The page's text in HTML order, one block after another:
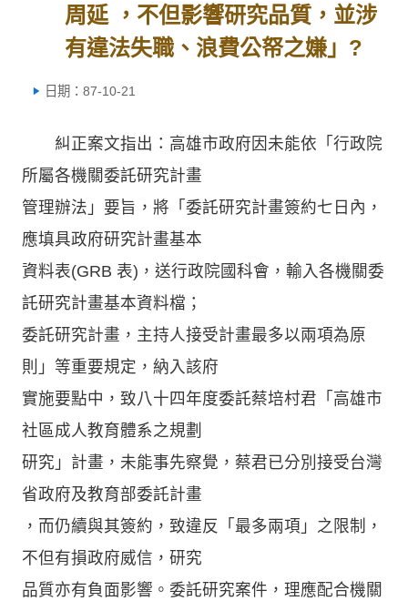
周延 ，不但影響研究品質，並涉
有違法失職、浪費公帑之嫌」?
日期：87-10-21
糾正案文指出：高雄市政府因未能依「行政院
所屬各機關委託研究計畫
管理辦法」要旨，將「委託研究計畫簽約七日內，
應填具政府研究計畫基本
資料表(GRB 表)，送行政院國科會，輸入各機關委
託研究計畫基本資料檔；
委託研究計畫，主持人接受計畫最多以兩項為原
則」等重要規定，納入該府
實施要點中，致八十四年度委託蔡培村君「高雄市
社區成人教育體系之規劃
研究」計畫，未能事先察覺，蔡君已分別接受台灣
省政府及教育部委託計畫
，而仍續與其簽約，致違反「最多兩項」之限制，
不但有損政府威信，研究
品質亦有負面影響。委託研究案件，理應配合機關